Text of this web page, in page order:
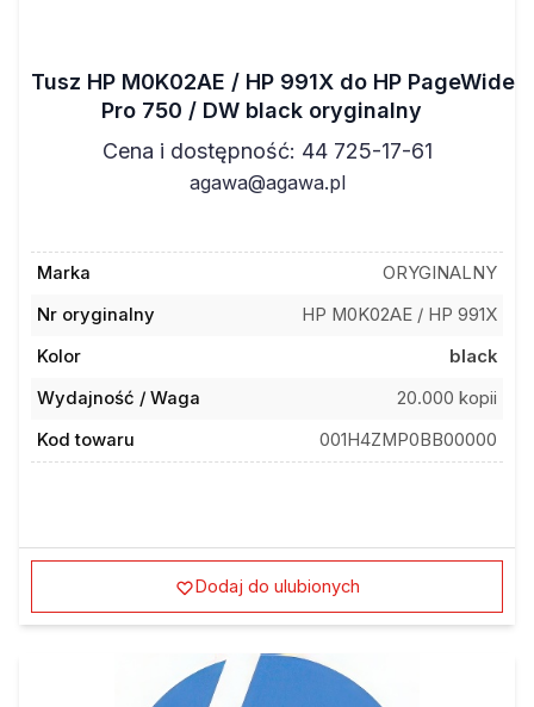
Tusz HP M0K02AE / HP 991X do HP PageWide
Pro 750 / DW black oryginalny
Cena i dostępność: 44 725-17-61
agawa@agawa.pl
Marka
ORYGINALNY
Nr oryginalny
HP M0K02AE / HP 991X
Kolor
black
Wydajność / Waga
20.000 kopii
Kod towaru
001H4ZMP0BB00000
Dodaj do ulubionych